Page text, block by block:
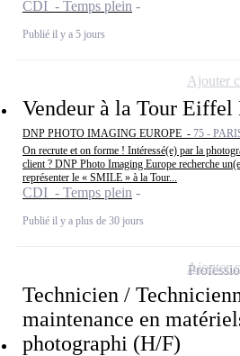
CDI - Temps plein
Publié il y a 5 jours
Vendeur à la Tour
DNP PHOTO IMAGING EUROPE - 75 -
On recrute et on forme ! Intéressé(e) par la
client ? DNP Photo Imaging Europe recherche
représenter le « SMILE » à la Tour...
CDI - Temps plein
Publié il y a plus de 30 jours
Ajouter
Technicien /
maintenance en
photographi (H/F)
Ajouter